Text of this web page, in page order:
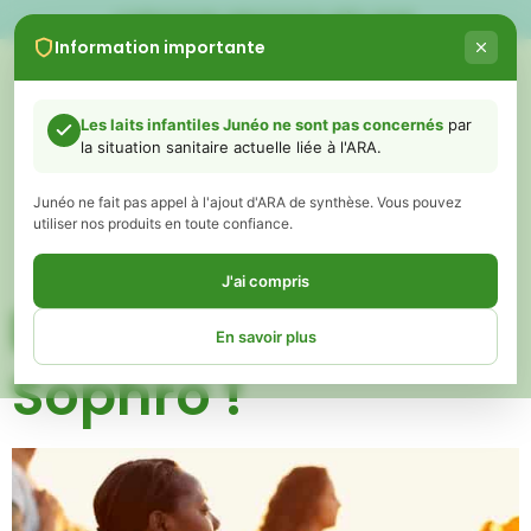
Information importante
Les laits infantiles Junéo ne sont pas concernés par
la situation sanitaire actuelle liée à l'ARA.
Junéo ne fait pas appel à l'ajout d'ARA de synthèse. Vous pouvez
utiliser nos produits en toute confiance.
J'ai compris
En savoir plus
Chers parents,
Vous avez peut-être vu ou entendu récemment des informations
concernant des retraits de certains laits infantiles liés à un ingrédient
appelé ARA (acide arachidonique).
LIVRAISON GRATUITE DÈS 60€
CATÉGORIE :
PARENTALITÉ
La Ptite Pause
Sophro !